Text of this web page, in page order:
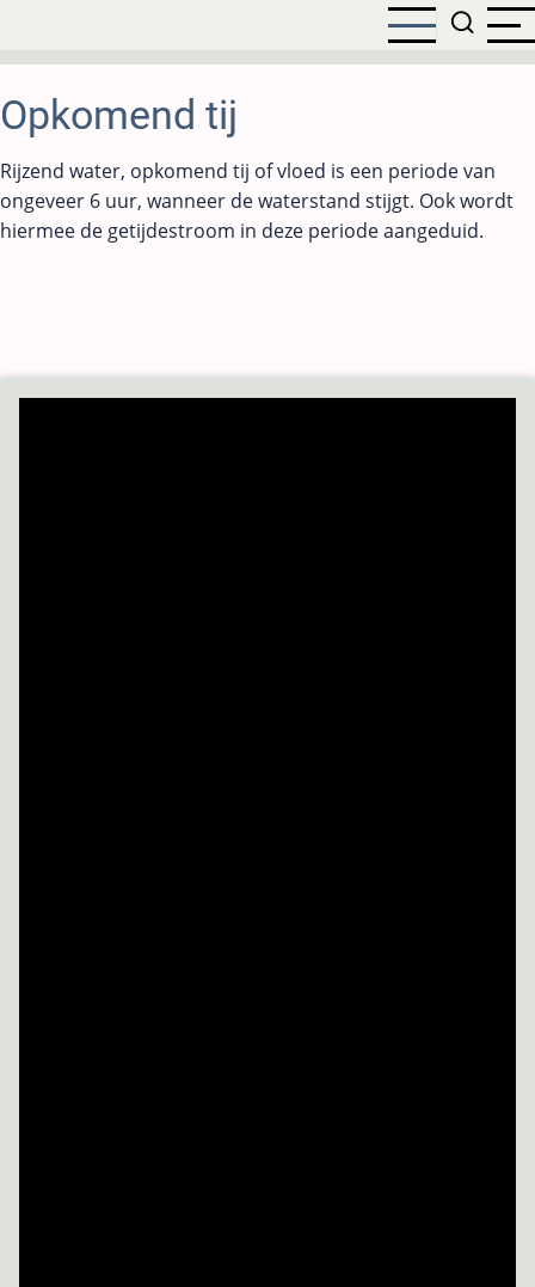
de
inhoud
gaan
Opkomend tij
Rijzend water, opkomend tij of vloed is een periode van
ongeveer 6 uur, wanneer de waterstand stijgt. Ook wordt
hiermee de getijdestroom in deze periode aangeduid.